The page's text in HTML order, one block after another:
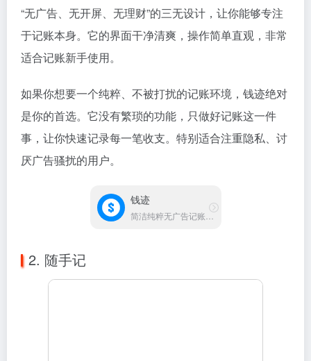
“无广告、无开屏、无理财”的三无设计，让你能够专注
于记账本身。它的界面干净清爽，操作简单直观，非常
适合记账新手使用。
如果你想要一个纯粹、不被打扰的记账环境，钱迹绝对
是你的首选。它没有繁琐的功能，只做好记账这一件
事，让你快速记录每一笔收支。特别适合注重隐私、讨
厌广告骚扰的用户。
钱迹
简洁纯粹无广告记账应用
2. 随手记